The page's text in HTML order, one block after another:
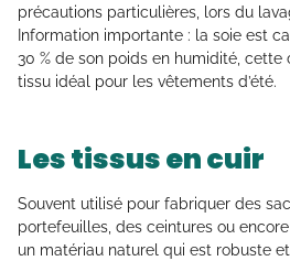
précautions particulières, lors du
Information importante : la soie est
30 % de son poids en humidité,
tissu idéal pour les vêtements d’été.
Les tissus en cuir
Souvent utilisé pour fabriquer des
portefeuilles, des ceintures ou
un matériau naturel qui est robuste